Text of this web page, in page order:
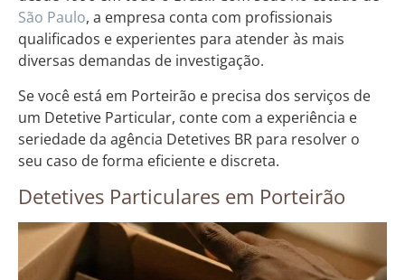
São Paulo, a empresa conta com profissionais
qualificados e experientes para atender às mais
diversas demandas de investigação.
Se você está em Porteirão e precisa dos serviços de
um Detetive Particular, conte com a experiência e
seriedade da agência Detetives BR para resolver o
seu caso de forma eficiente e discreta.
Detetives Particulares em Porteirão